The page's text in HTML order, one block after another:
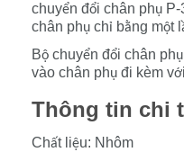
chuyển đổi chân phụ
chân phụ chỉ bằng một l
Bộ chuyển đổi chân phụ
vào chân phụ đi kèm vớ
Thông tin chi
Chất liệu: Nhôm